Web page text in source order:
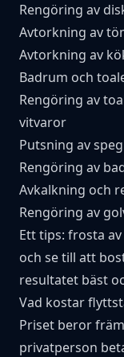
Rengöring av
Avtorkning av
Avtorkning av
Badrum och
Rengöring av
vitvaror
Putsning av
Rengöring av
Avkalkning och
Rengöring av
Ett tips: frosta
och se till att
resultatet bäst
Vad kostar
Priset beror
privatperson